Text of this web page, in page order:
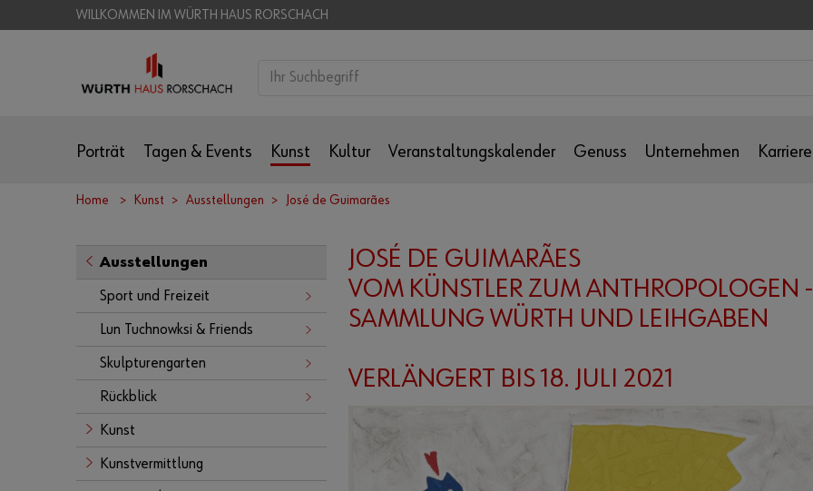
WILLKOMMEN IM WÜRTH HAUS RORSCHACH
Porträt Tagen & Events Kunst Kultur Veranstaltungskalender Genuss Unternehmen Karriere
Home Kunst Ausstellungen José de Guimarães
Ausstellungen
Sport und Freizeit
Lun Tuchnowksi & Friends
Skulpturengarten
Rückblick
Kunst
Kunstvermittlung
JOSÉ DE GUIMARÃES
VOM KÜNSTLER ZUM ANTHROPOLOGEN -
SAMMLUNG WÜRTH UND LEIHGABEN
VERLÄNGERT BIS 18. JULI 2021